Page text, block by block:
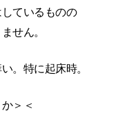
ているものの
せん。
。特に起床時。
＞＜